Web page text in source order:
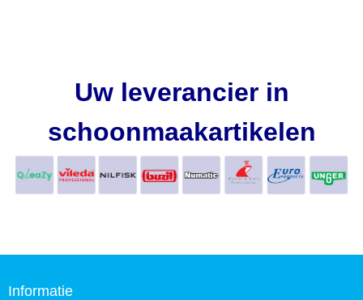
Uw leverancier in
schoonmaakartikelen
Informatie